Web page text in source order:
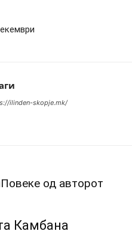
ilinden-skopje.mk/
Повеке од авторот
Камбана